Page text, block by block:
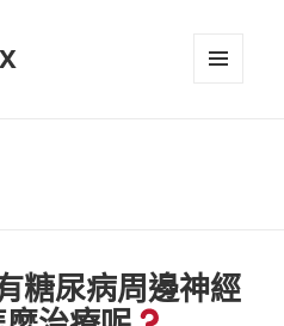
糖尿病周邊神經